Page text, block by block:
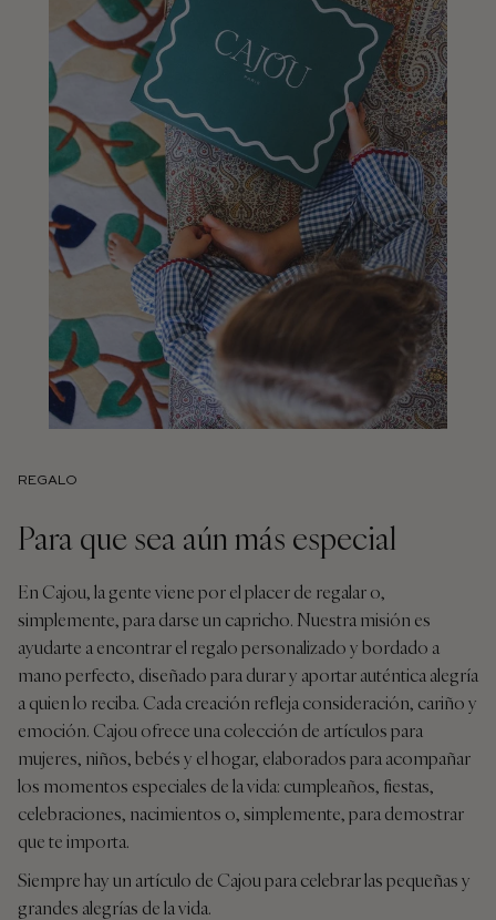
REGALO
Para que sea aún más especial
En Cajou, la gente viene por el placer de regalar o,
simplemente, para darse un capricho. Nuestra misión es
ayudarte a encontrar el regalo personalizado y bordado a
mano perfecto, diseñado para durar y aportar auténtica alegría
a quien lo reciba. Cada creación refleja consideración, cariño y
emoción. Cajou ofrece una colección de artículos para
mujeres, niños, bebés y el hogar, elaborados para acompañar
los momentos especiales de la vida: cumpleaños, fiestas,
celebraciones, nacimientos o, simplemente, para demostrar
que te importa.
Siempre hay un artículo de Cajou para celebrar las pequeñas y
grandes alegrías de la vida.